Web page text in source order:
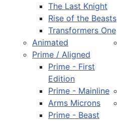
The Last Knight
Rise of the Beasts
Transformers One
Animated
Prime / Aligned
Prime - First
Edition
Prime - Mainline
Arms Microns
Prime - Beast